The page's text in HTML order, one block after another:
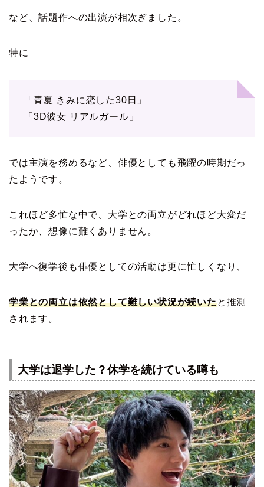
など、話題作への出演が相次ぎました。
特に
「青夏 きみに恋した30日」
「3D彼女 リアルガール」
では主演を務めるなど、俳優としても飛躍の時期だっ
たようです。
これほど多忙な中で、大学との両立がどれほど大変だ
ったか、想像に難くありません。
大学へ復学後も俳優としての活動は更に忙しくなり、
学業との両立は依然として難しい状況が続いたと推測
されます。
大学は退学した？休学を続けている噂も